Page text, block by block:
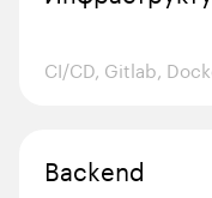
CI/CD, Gitlab,
Backend